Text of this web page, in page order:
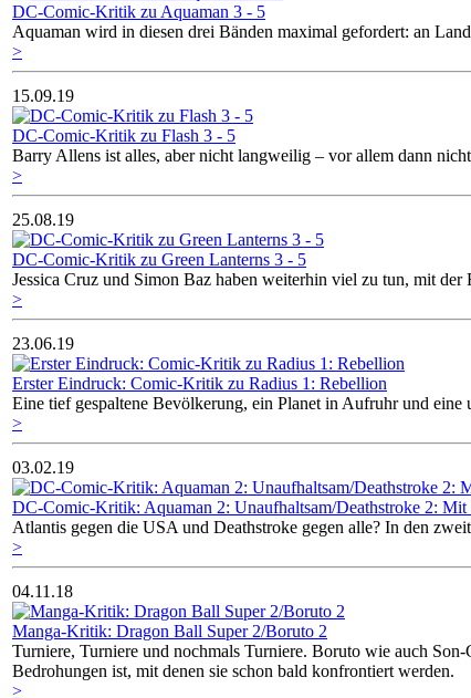
DC-Comic-Kritik zu Aquaman 3 - 5
Aquaman wird in diesen drei Bänden maximal gefordert: an
>
15.09.19
DC-Comic-Kritik zu Flash 3 - 5
Barry Allens ist alles, aber nicht langweilig – vor allem dann
>
25.08.19
DC-Comic-Kritik zu Green Lanterns 3 - 5
Jessica Cruz und Simon Baz haben weiterhin viel zu tun, mit
>
23.06.19
Erster Eindruck: Comic-Kritik zu Radius 1: Rebellion
Eine tief gespaltene Bevölkerung, ein Planet in Aufruhr und
>
03.02.19
DC-Comic-Kritik: Aquaman 2: Unaufhaltsam/Deathstroke 2: Mit
Atlantis gegen die USA und Deathstroke gegen alle? In den
>
04.11.18
Manga-Kritik: Dragon Ball Super 2/Boruto 2
Turniere, Turniere und nochmals Turniere. Boruto wie auch
Bedrohungen ist, mit denen sie schon bald konfrontiert werden.
>